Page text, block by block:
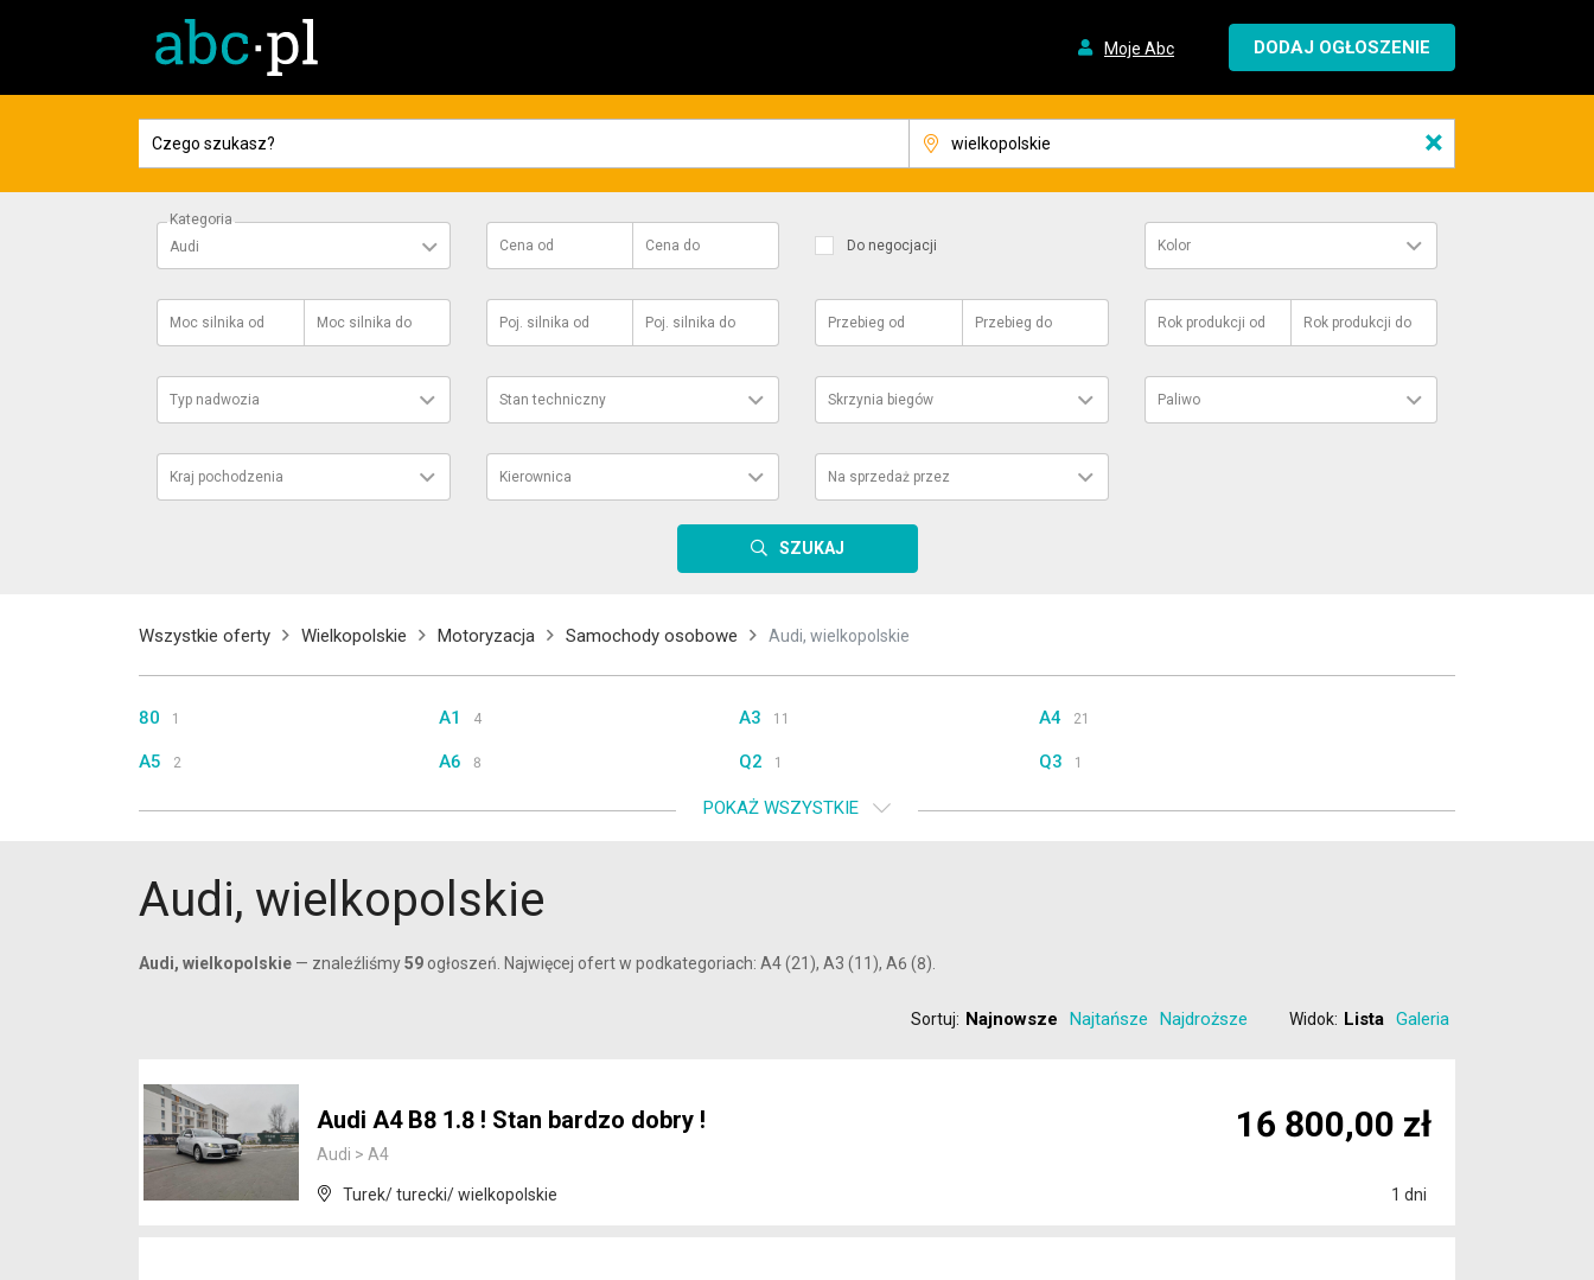
Moje Abc DODAJ OGŁOSZENIE
×
Kategoria
Audi
Cena od Cena do Do negocjacji Kolor
Moc silnika od Moc silnika do Poj. silnika od Poj. silnika do Przebieg od Przebieg do Rok produkcji od Rok produkcji do
Typ nadwozia Stan techniczny Skrzynia biegów Paliwo
Kraj pochodzenia Kierownica Na sprzedaż przez
SZUKAJ
Wszystkie oferty Wielkopolskie Motoryzacja Samochody osobowe Audi, wielkopolskie
80 1 A1 4 A3 11 A4 21
A5 2 A6 8 Q2 1 Q3 1
Q5 6 Q7 1 Rs5 1 S8 1
POKAŻ WSZYSTKIE
Audi, wielkopolskie
Audi, wielkopolskie — znaleźliśmy59 ogłoszeń. Najwięcej ofert w podkategoriach: A4 (21), A3 (11), A6 (8).
Sortuj: Najnowsze Najtańsze Najdroższe Widok: Lista Galeria
Audi A4 B8 1.8 ! Stan bardzo dobry !
Audi > A4
Turek/ turecki/ wielkopolskie 1 dni
16 800,00 zł